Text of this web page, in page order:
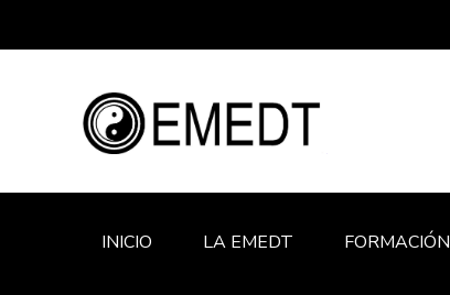
INICIO LA EMEDT FORMACIÓN